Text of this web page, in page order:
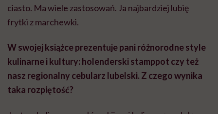
ciasto. Ma wiele zastosowań. Ja najbardziej lubię
frytki z marchewki.
W swojej książce prezentuje pani różnorodne style
kulinarne i kultury: holenderski stamppot czy też
nasz regionalny cebularz lubelski. Z czego wynika
taka rozpiętość?